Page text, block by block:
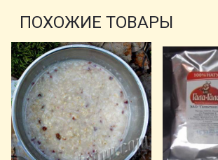
ПОХОЖИЕ ТОВАРЫ